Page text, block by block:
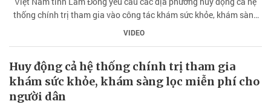
thống chính trị tham gia vào công tác khám sức khỏe, khám sàng
lọc miễn phí cho người dân.
VIDEO
Huy động cả hệ thống chính trị tham gia
khám sức khỏe, khám sàng lọc miễn phí cho
người dân